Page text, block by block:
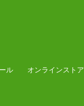
ル オンラインストア